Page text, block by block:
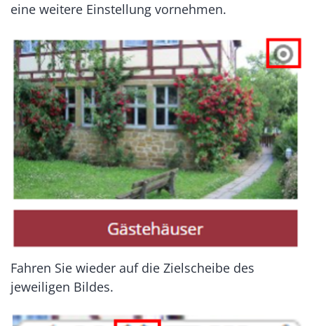
eine weitere Einstellung vornehmen.
Fahren Sie wieder auf die Zielscheibe des
jeweiligen Bildes.